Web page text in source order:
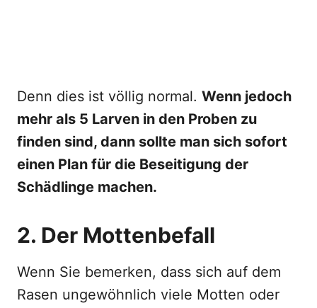
Denn dies ist völlig normal. Wenn jedoch
mehr als 5 Larven in den Proben zu
finden sind, dann sollte man sich sofort
einen Plan für die Beseitigung der
Schädlinge machen.
2. Der Mottenbefall
Wenn Sie bemerken, dass sich auf dem
Rasen ungewöhnlich viele Motten oder